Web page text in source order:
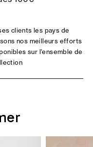
clients les pays de
nos meilleurs efforts
sur l'ensemble de